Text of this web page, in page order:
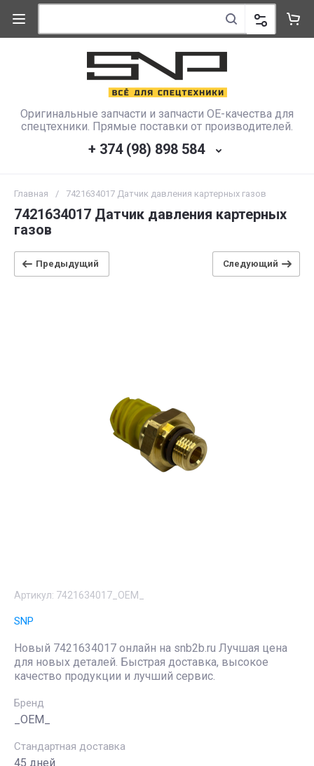
Оригинальные запчасти и запчасти OE-качества для
спецтехники. Прямые поставки от производителей.
+ 374 (98) 898 584
Главная / 7421634017 Датчик давления картерных газов
7421634017 Датчик давления картерных
газов
Предыдущий Следующий
Артикул: 7421634017_OEM_
SNP
Новый 7421634017 онлайн на snb2b.ru Лучшая цена
для новых деталей. Быстрая доставка, высокое
качество продукции и лучший сервис.
Бренд
_OEM_
Стандартная доставка
45 дней